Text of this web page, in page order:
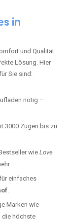
in
und Qualität
Lösung. Hier
Sie sind:
nötig –
3000 Zügen bis zu
wie Love
einfaches
.
Marken wie
die höchste